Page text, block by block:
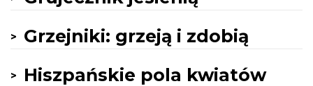
Grzejniki: grzeją i zdobią
Hiszpańskie pola kwiatów